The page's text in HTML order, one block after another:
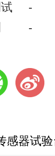
-
-
感器试验